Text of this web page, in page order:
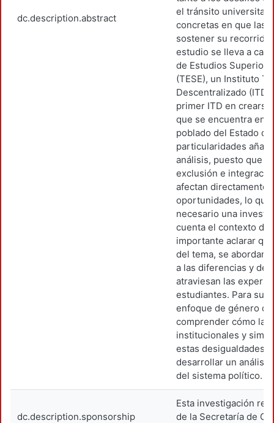
dc.description.abstract
el tránsito
concretas en que las
sostener su recorrido
estudio se lleva a
de Estudios
(TESE), un Instituto
Descentralizado
primer ITD en crearse
que se encuentra en
poblado del Estado
particularidades
análisis, puesto que
exclusión e
afectan directamente
oportunidades, lo que
necesario una
cuenta el contexto de
importante aclarar
del tema, se abordan
a las diferencias y
atraviesan las
estudiantes. Para su
enfoque de género
comprender cómo
institucionales y
estas desigualdades,
desarrollar un
del sistema político.
dc.description.sponsorship
Esta investigación
de la Secretaría de